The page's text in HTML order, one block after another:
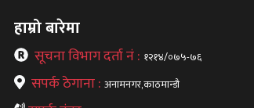
हाम्रो बारेमा
सूचना विभाग दर्ता नं : १२१४/०७५-७६
सपर्क ठेगाना : अनामनगर,काठमान्डौ